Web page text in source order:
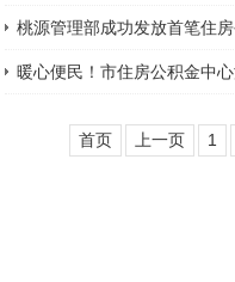
桃源管理部成功发放首笔住
暖心便民！市住房公积金中
首页 上一页 1